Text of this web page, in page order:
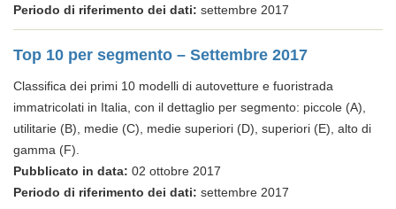
Periodo di riferimento dei dati: settembre 2017
Top 10 per segmento – Settembre 2017
Classifica dei primi 10 modelli di autovetture e fuoristrada
immatricolati in Italia, con il dettaglio per segmento: piccole (A),
utilitarie (B), medie (C), medie superiori (D), superiori (E), alto di
gamma (F).
Pubblicato in data: 02 ottobre 2017
Periodo di riferimento dei dati: settembre 2017